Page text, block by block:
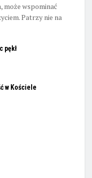
może wspominać
Patrzy nie na
pękł
w Kościele